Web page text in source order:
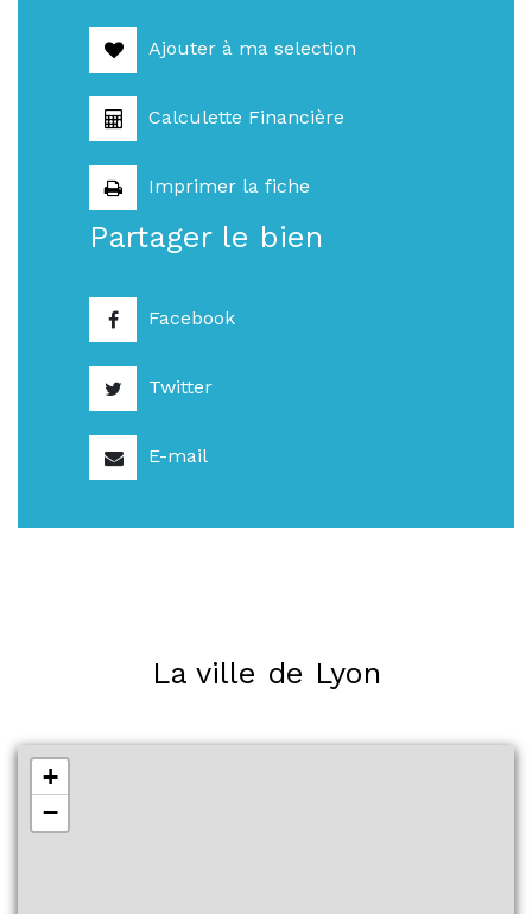
Ajouter à ma selection
Calculette Financière
Imprimer la fiche
Partager le bien
Facebook
Twitter
E-mail
La ville de Lyon
+
−